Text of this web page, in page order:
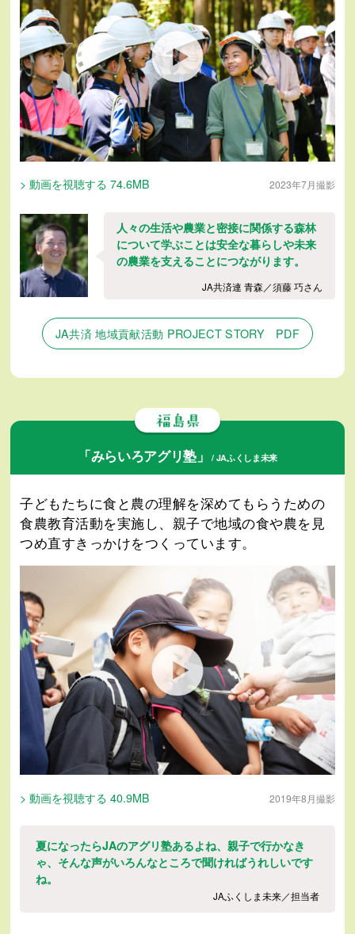
> 動画を視聴する 74.6MB 2023年7月撮影
人々の生活や農業と密接に関係する森林
について学ぶことは安全な暮らしや未来
の農業を支えることにつながります。
JA共済連 青森／須藤 巧さん
JA共済 地域貢献活動 PROJECT STORY PDF
「みらいろアグリ塾」 / JAふくしま未来
子どもたちに食と農の理解を深めてもらうための
食農教育活動を実施し、親子で地域の食や農を見
つめ直すきっかけをつくっています。
> 動画を視聴する 40.9MB 2019年8月撮影
夏になったらJAのアグリ塾あるよね、親子で行かなき
ゃ、そんな声がいろんなところで聞ければうれしいです
ね。
JAふくしま未来／担当者